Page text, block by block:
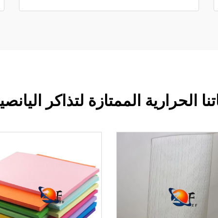
الحرارية الممتازة لتذاكر